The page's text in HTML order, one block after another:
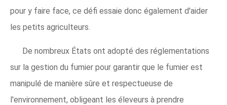
pour y faire face, ce défi essaie donc également d'aider
les petits agriculteurs.
De nombreux États ont adopté des réglementations
sur la gestion du fumier pour garantir que le fumier est
manipulé de manière sûre et respectueuse de
l'environnement, obligeant les éleveurs à prendre